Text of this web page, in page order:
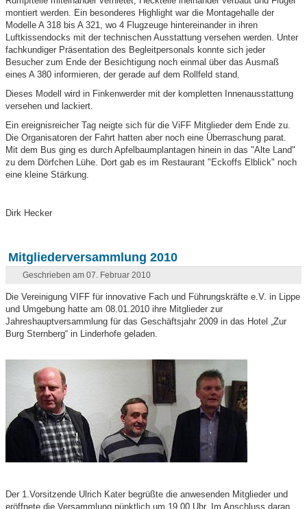
montiert werden. Ein besonderes Highlight war die Montagehalle der
Modelle A 318 bis A 321, wo 4 Flugzeuge hintereinander in ihren
Luftkissendocks mit der technischen Ausstattung versehen werden. Unter
fachkundiger Präsentation des Begleitpersonals konnte sich jeder
Besucher zum Ende der Besichtigung noch einmal über das Ausmaß
eines A 380 informieren, der gerade auf dem Rollfeld stand.
Dieses Modell wird in Finkenwerder mit der kompletten Innenausstattung
versehen und lackiert.
Ein ereignisreicher Tag neigte sich für die ViFF Mitglieder dem Ende zu.
Die Organisatoren der Fahrt hatten aber noch eine Überraschung parat.
Mit dem Bus ging es durch Apfelbaumplantagen hinein in das "Alte Land"
zu dem Dörfchen Lühe. Dort gab es im Restaurant "Eckoffs Elblick" noch
eine kleine Stärkung.
Dirk Hecker
Mitgliederversammlung 2010
Geschrieben am 07. Februar 2010
Die Vereinigung VIFF für innovative Fach und Führungskräfte e.V. in Lippe
und Umgebung hatte am 08.01.2010 ihre Mitglieder zur
Jahreshauptversammlung für das Geschäftsjahr 2009 in das Hotel „Zur
Burg Sternberg“ in Linderhofe geladen.
Der 1.Vorsitzende Ulrich Kater begrüßte die anwesenden Mitglieder und
eröffnete die Versammlung pünktlich um 19.00 Uhr. Im Anschluss daran